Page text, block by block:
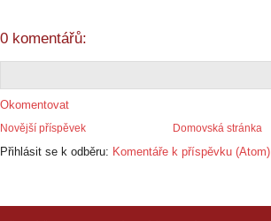
0 komentářů:
Okomentovat
Novější příspěvek Domovská stránka
Přihlásit se k odběru: Komentáře k příspěvku (Atom)